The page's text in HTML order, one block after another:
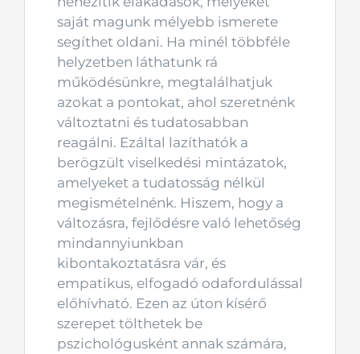
saját magunk mélyebb ismerete
segíthet oldani. Ha minél többféle
helyzetben láthatunk rá
működésünkre, megtalálhatjuk
azokat a pontokat, ahol szeretnénk
változtatni és tudatosabban
reagálni. Ezáltal lazíthatók a
berögzült viselkedési mintázatok,
amelyeket a tudatosság nélkül
megismételnénk. Hiszem, hogy a
változásra, fejlődésre való lehetőség
mindannyiunkban
kibontakoztatásra vár, és
empatikus, elfogadó odafordulással
előhívható. Ezen az úton kísérő
szerepet tölthetek be
pszichológusként annak számára,